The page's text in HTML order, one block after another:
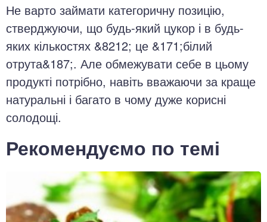
Не варто займати категоричну позицію,
стверджуючи, що будь-який цукор і в будь-
яких кількостях &8212; це &171;білий
отрута&187;. Але обмежувати себе в цьому
продукті потрібно, навіть вважаючи за краще
натуральні і багато в чому дуже корисні
солодощі.
Рекомендуємо по темі